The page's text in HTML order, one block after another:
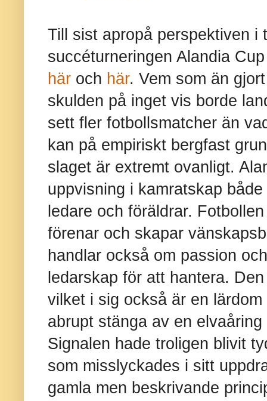
Till sist apropå perspektiven i
succéturneringen Alandia
här och här. Vem som än
skulden på inget vis borde
sett fler fotbollsmatcher än
kan på empiriskt bergfast
slaget är extremt ovanligt.
uppvisning i kamratskap
ledare och föräldrar.
förenar och skapar
handlar också om passion
ledarskap för att hantera.
vilket i sig också är en
abrupt stänga av en
Signalen hade troligen blivit
som misslyckades i sitt
gamla men beskrivande